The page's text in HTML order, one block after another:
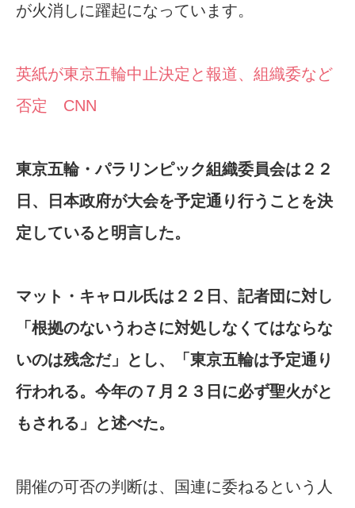
が火消しに躍起になっています。
英紙が東京五輪中止決定と報道、組織委など
否定 CNN
東京五輪・パラリンピック組織委員会は２２
日、日本政府が大会を予定通り行うことを決
定していると明言した。
マット・キャロル氏は２２日、記者団に対し
「根拠のないうわさに対処しなくてはならな
いのは残念だ」とし、「東京五輪は予定通り
行われる。今年の７月２３日に必ず聖火がと
もされる」と述べた。
開催の可否の判断は、国連に委ねるという人